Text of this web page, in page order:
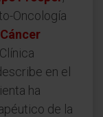
Oncología
en el
ha
de la